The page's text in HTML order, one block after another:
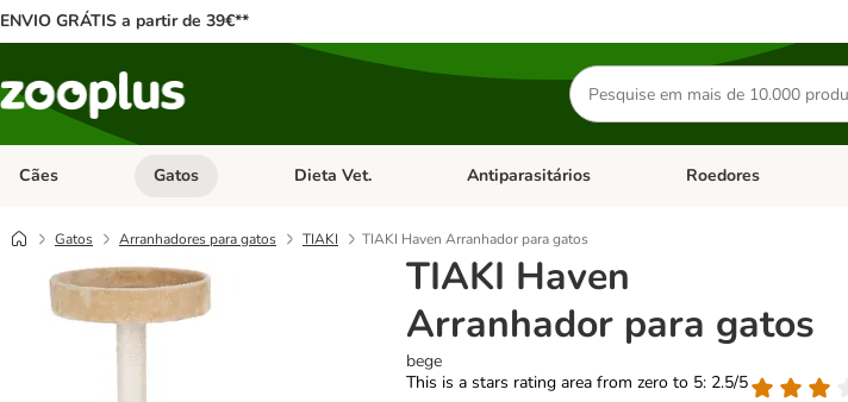
ENVIO GRÁTIS a partir de 39€**
Pesquisar
produtos
Cães Abrir menu de categoria: Cães
Gatos Abrir menu de categoria: Gatos
Dieta Vet. Abrir menu de categoria: Dieta Vet.
Antiparasitários Abrir menu de
Roedores
Gatos Arranhadores para gatos TIAKI TIAKI Haven Arranhador para gatos
TIAKI Haven
Arranhador para gatos
bege
This is a stars rating area from zero to 5: 2.5/5